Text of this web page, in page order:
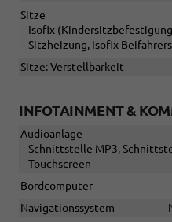
Sitze
Isofix
Sitzheizung, Isofix
Sitze: Verstellbarkeit
INFOTAINMENT &
Audioanlage
Schnittstelle MP3,
Touchscreen
Bordcomputer
Navigationssystem